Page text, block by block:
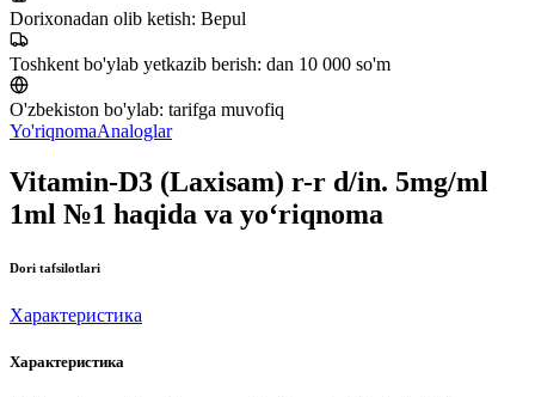
Dorixonadan olib ketish: Bepul
Toshkent bo'ylab yetkazib berish: dan 10 000 so'm
O'zbekiston bo'ylab: tarifga muvofiq
Yo'riqnomaAnaloglar
Vitamin-D3 (Laxisam) r-r d/in. 5mg/ml
1ml №1 haqida va yo‘riqnoma
Dori tafsilotlari
Характеристика
Характеристика